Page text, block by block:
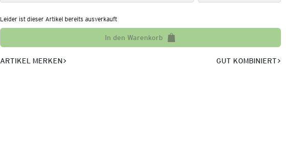
Leider ist dieser Artikel bereits ausverkauft
In den Warenkorb
ARTIKEL MERKEN GUT KOMBINIERT